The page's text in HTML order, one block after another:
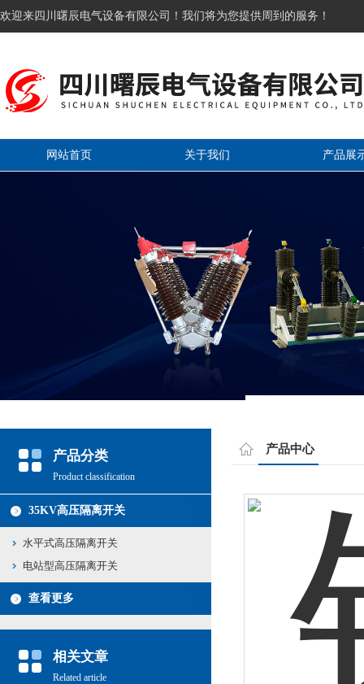
欢迎来四川曙辰电气设备有限公司！我们将为您提供周到的服务！
网站首页 关于我们 产品展
产品分类
Product classification
35KV高压隔离开关
水平式高压隔离开关
电站型高压隔离开关
查看更多
相关文章
Related article
产品中心